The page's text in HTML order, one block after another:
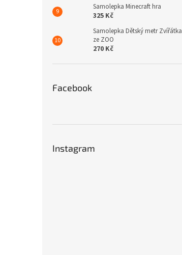
Samolepka Minecraft hra
325 Kč
Samolepka Dětský metr Zvířátka
ze ZOO
270 Kč
Facebook
Instagram